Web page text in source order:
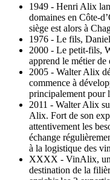
1949 - Henri Alix
domaines en Côte-
siège est alors à
1976 - Le fils,
2000 - Le petit-fils,
apprend le métier
2005 - Walter Alix
commence à
principalement pour
2011 - Walter Alix
Alix. Fort de son
attentivement les
échange
à la logistique des
XXXX - VinAlix,
destination de la